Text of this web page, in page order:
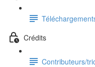
Crédits
Contributeurs/